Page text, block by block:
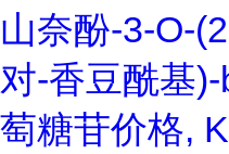
山奈酚-3-O-
对-香豆酰基
萄糖苷价格,